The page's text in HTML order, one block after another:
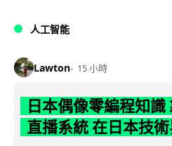
人工智能
Lawton 15 小時
日本偶像零編程知識
直播系統 在日本技